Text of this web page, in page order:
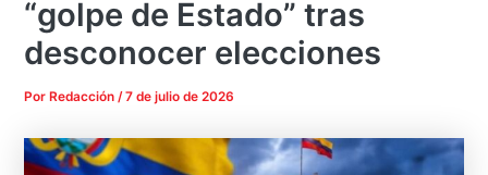
“golpe de Estado” tras
desconocer elecciones
Por Redacción/7 de julio de 2026